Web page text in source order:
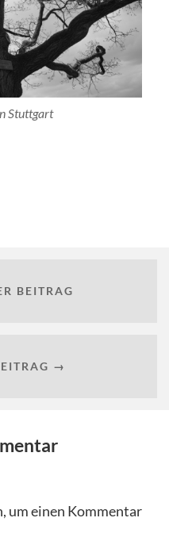
Stuttgart
BEITRAG
→
um einen Kommentar